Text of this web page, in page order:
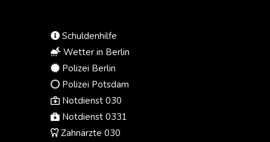
Schuldenhilfe
Wetter in Berlin
Polizei Berlin
Polizei Potsdam
Notdienst 030
Notdienst 0331
Zahnärzte 030